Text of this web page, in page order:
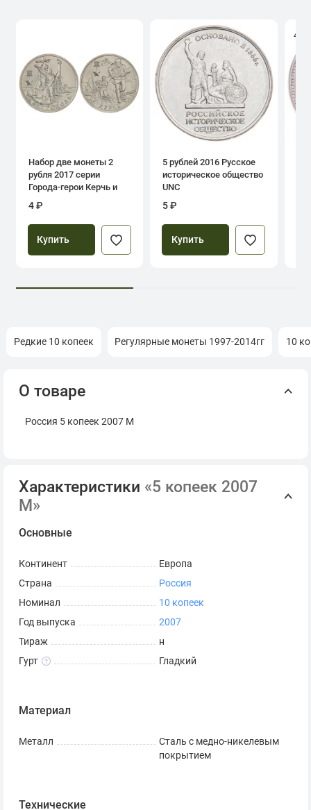
Набор две монеты 2
рубля 2017 серии
Города-герои Керчь и
Севастополь
4 ₽
Купить
5 рублей 2016 Русское
историческое общество
UNC
5 ₽
Купить
4.0
Редкие 10 копеек Регулярные монеты 1997-2014гг 10
О товаре
Россия 5 копеек 2007 М
Характеристики «5 копеек 2007
М»
Основные
Континент
Европа
Страна
Россия
Номинал
10 копеек
Год выпуска
2007
Тираж
н
Гурт
Гладкий
Материал
Металл
Сталь с медно-никелевым
покрытием
Технические